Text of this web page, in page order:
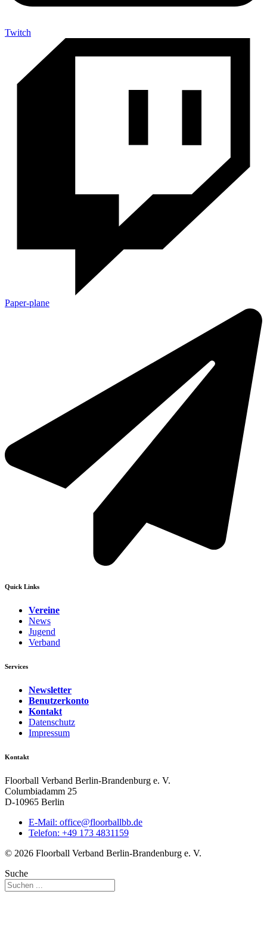
Twitch
Paper-plane
Quick Links
Vereine
News
Jugend
Verband
Services
Newsletter
Benutzerkonto
Kontakt
Datenschutz
Impressum
Kontakt
Floorball Verband Berlin-Brandenburg e. V.
Columbiadamm 25
D-10965 Berlin
E-Mail: ed.bbllabroolf@eciffo
Telefon: +49 173 4831159
© 2026 Floorball Verband Berlin-Brandenburg e. V.
Suche